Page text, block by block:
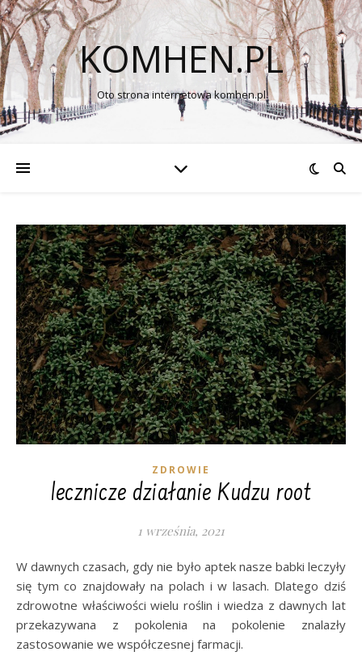
KOMHEN.PL
Oto strona internetowa komhen.pl
ZDROWIE
lecznicze działanie Kudzu root
1 września, 2021
W dawnych czasach, gdy nie było aptek nasze babki leczyły
się tym co znajdowały na polach i w lasach. Dlatego dziś
zdrowotne właściwości wielu roślin i wiedza z dawnych lat
przekazywana z pokolenia na pokolenie znalazły
zastosowanie we współczesnej farmacji.